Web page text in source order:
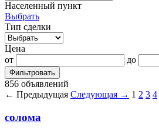
Населенный пункт
Выбрать
Тип сделки
Цена
от
до
Фильтровать
856 объявлений
← Предыдущая Следующая → 1 2 3 4
солома